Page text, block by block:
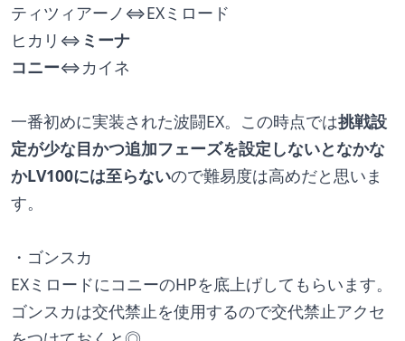
ティツィアーノ⇔EXミロード
ヒカリ⇔ ミーナ
コニー⇔カイネ
一番初めに実装された波闘EX。この時点では挑戦設
定が少な目かつ追加フェーズを設定しないとなかな
かLV100には至らないので難易度は高めだと思いま
す。
・ゴンスカ
EXミロードにコニーのHPを底上げしてもらいます。
ゴンスカは交代禁止を使用するので交代禁止アクセ